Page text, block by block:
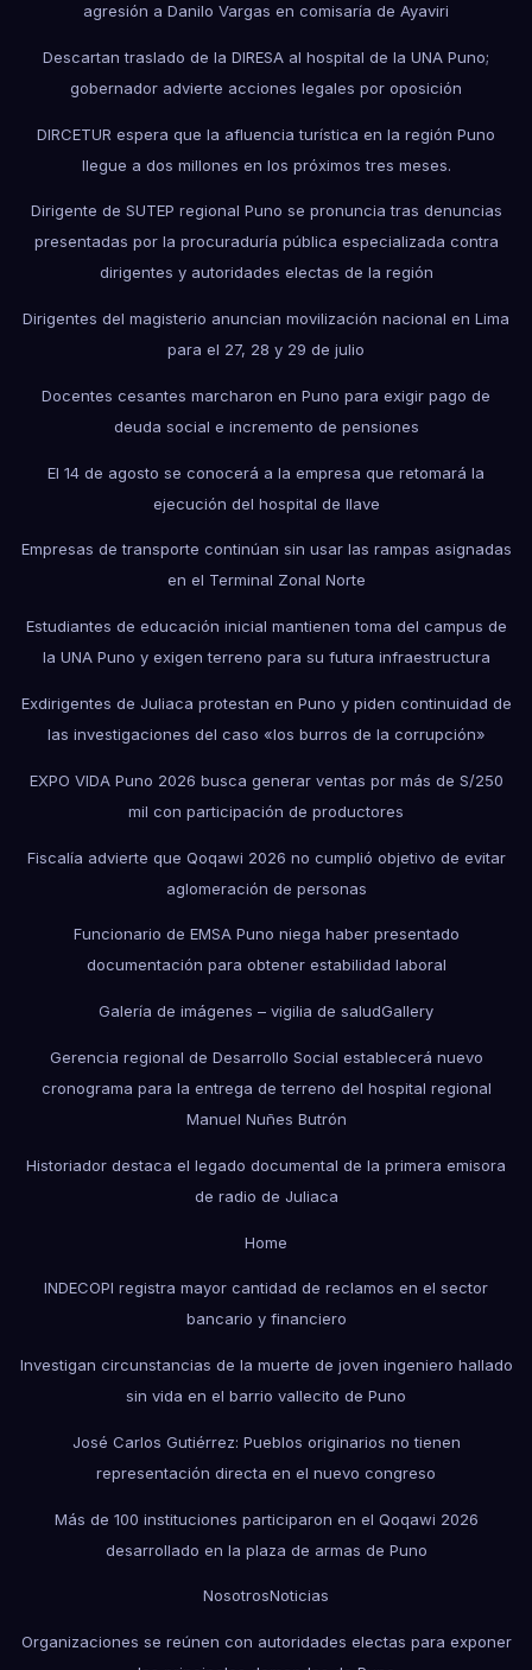
agresión a Danilo Vargas en comisaría de Ayaviri
Descartan traslado de la DIRESA al hospital de la UNA Puno;
gobernador advierte acciones legales por oposición
DIRCETUR espera que la afluencia turística en la región Puno
llegue a dos millones en los próximos tres meses.
Dirigente de SUTEP regional Puno se pronuncia tras denuncias
presentadas por la procuraduría pública especializada contra
dirigentes y autoridades electas de la región
Dirigentes del magisterio anuncian movilización nacional en Lima
para el 27, 28 y 29 de julio
Docentes cesantes marcharon en Puno para exigir pago de
deuda social e incremento de pensiones
El 14 de agosto se conocerá a la empresa que retomará la
ejecución del hospital de Ilave
Empresas de transporte continúan sin usar las rampas asignadas
en el Terminal Zonal Norte
Estudiantes de educación inicial mantienen toma del campus de
la UNA Puno y exigen terreno para su futura infraestructura
Exdirigentes de Juliaca protestan en Puno y piden continuidad de
las investigaciones del caso «los burros de la corrupción»
EXPO VIDA Puno 2026 busca generar ventas por más de S/250
mil con participación de productores
Fiscalía advierte que Qoqawi 2026 no cumplió objetivo de evitar
aglomeración de personas
Funcionario de EMSA Puno niega haber presentado
documentación para obtener estabilidad laboral
Galería de imágenes – vigilia de saludGallery
Gerencia regional de Desarrollo Social establecerá nuevo
cronograma para la entrega de terreno del hospital regional
Manuel Nuñes Butrón
Historiador destaca el legado documental de la primera emisora
de radio de Juliaca
Home
INDECOPI registra mayor cantidad de reclamos en el sector
bancario y financiero
Investigan circunstancias de la muerte de joven ingeniero hallado
sin vida en el barrio vallecito de Puno
José Carlos Gutiérrez: Pueblos originarios no tienen
representación directa en el nuevo congreso
Más de 100 instituciones participaron en el Qoqawi 2026
desarrollado en la plaza de armas de Puno
NosotrosNoticias
Organizaciones se reúnen con autoridades electas para exponer